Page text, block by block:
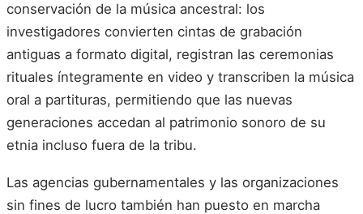
conservación de la música ancestral: los
investigadores convierten cintas de grabación
antiguas a formato digital, registran las ceremonias
rituales íntegramente en video y transcriben la música
oral a partituras, permitiendo que las nuevas
generaciones accedan al patrimonio sonoro de su
etnia incluso fuera de la tribu.
Las agencias gubernamentales y las organizaciones
sin fines de lucro también han puesto en marcha